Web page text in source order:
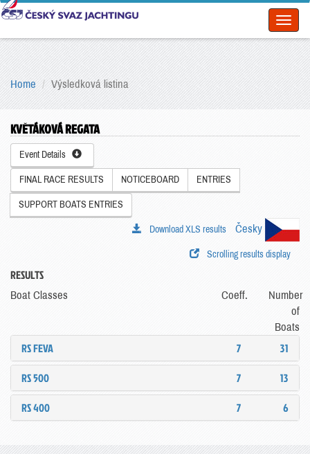
Home Výsledková listina
KVĚTÁKOVÁ REGATA
Event Details
FINAL RACE RESULTS NOTICEBOARD ENTRIES
SUPPORT BOATS ENTRIES
Česky
Download XLS results
Scrolling results display
RESULTS
Boat Classes Coeff.
Number
of
Boats
RS FEVA 7
31
RS 500
7
13
RS 400
7 6